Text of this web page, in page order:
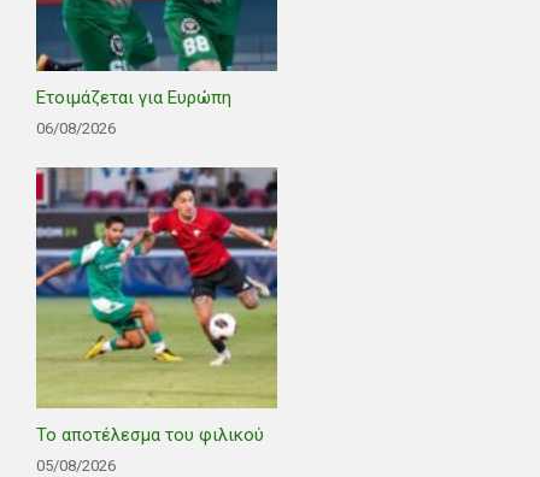
Ετοιμάζεται για Ευρώπη
06/08/2026
Το αποτέλεσμα του φιλικού
05/08/2026